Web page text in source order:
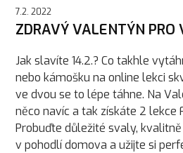
7.2. 2022
ZDRAVÝ VALENTÝN PRO
Jak slavíte 14.2.? Co takhle
nebo kámošku na online lekci
ve dvou se to lépe táhne. Na
něco navíc a tak získáte 2 lekce
Probuďte důležité svaly,
v pohodlí domova a užijte si